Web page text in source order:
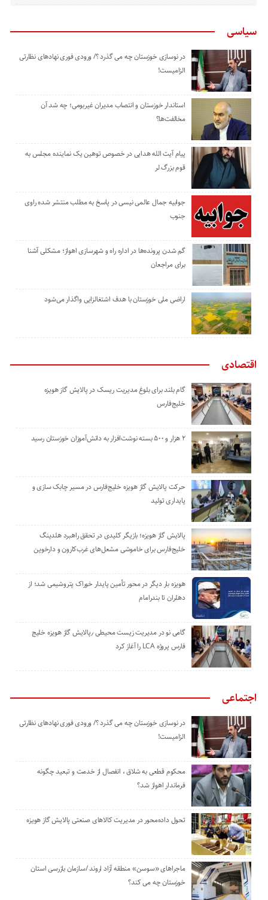
سیاسی
در نوسازی خوزستان چه می گذرد ؟/ ورودی فوری نهادهای نظارتی
الزامیست!
استاندار خوزستان و انتصاب مدیران غیربومی؛ چه شد آن
مخالفت‌ها؟
پیام آیت الله هدایی در خصوص توهین یک نماینده مجلس به
قوم بزرگ لر
جوابیه جمال عالمی نیسی در پاسخ به مطلب منتشر شده راوی
جنوب
گم شدن پرونده‌ها در اداره راه و شهرسازی اهواز؛ مشکلی آشنا
برای مراجعان
اراضی ملی خوزستان با هدف اشتغالزایی واگذار می‌شود
اقتصادی
گام بلند برای بلوغ مدیریت ریسک در پالایش گاز هویزه
خلیج‌فارس
۲ هزار و ۵۰۰ بسته نوشت‌افزار به دانش‌آموزان خوزستان رسید
حرکت پالایش گاز هویزه خلیج‌فارس در مسیر چابک سازی و
پایداری تولید
پالایش گاز هویزه؛ بازیگر کلیدی در تحقق راهبرد هلدینگ
خلیج‌فارس برای خاموشی مشعل‌های غرب‌کارون و دارخوین
هویزه بار دیگر در محور تأمین پایدار خوراک پتروشیمی شد؛ از
دهلران تا بندرامام
گامی نو در مدیریت زیست ‌محیطی ٫پالایش گاز هویزه خلیج
‌فارس پروژه LCA را آغاز کرد
اجتماعی
در نوسازی خوزستان چه می گذرد ؟/ ورودی فوری نهادهای نظارتی
الزامیست!
محکوم قطعی به شلاق ، انفصال از خدمت و تبعید چگونه
فرماندار اهواز شد؟
تحول داده‌محور در مدیریت کالاهای صنعتی پالایش گاز هویزه
ماجراهای «سوسن» منطقه آزاد اروند /سازمان بازرسی استان
خوزستان چه می کند؟